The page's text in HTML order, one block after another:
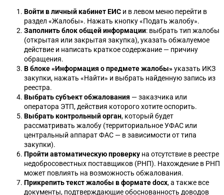
Войти в личный кабинет ЕИС и в левом меню перейти в
раздел «Жалобы». Нажать кнопку «Подать жалобу».
Заполнить блок общей информации: выбрать тип жалобы
(открытая или закрытая закупка), указать обжалуемое
действие и написать краткое содержание — причину
обращения.
В блоке «Информация о предмете жалобы»указать ИКЗ
закупки, нажать «Найти» и выбрать найденную запись из
реестра.
Выбрать субъект обжалования — заказчика или
оператора ЭТП, действия которого хотите оспорить.
Выбрать контрольный орган, который будет
рассматривать жалобу (территориальное УФАС или
центральный аппарат ФАС — в зависимости от типа
закупки).
Пройти автоматическую проверку на отсутствие в реестре
недобросовестных поставщиков (РНП). Нахождение в РНП
может повлиять на возможность обжалования.
Прикрепить текст жалобы в формате docx, а также все
документы, подтверждающие обоснованность доводов